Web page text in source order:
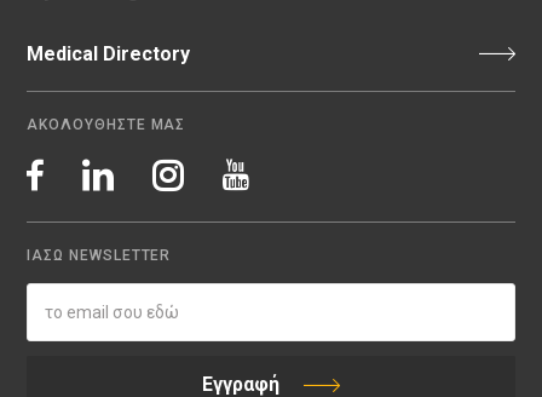
Medical Directory
ΑΚΟΛΟΥΘΗΣΤΕ ΜΑΣ
ΙΑΣΩ NEWSLETTER
Εγγραφή